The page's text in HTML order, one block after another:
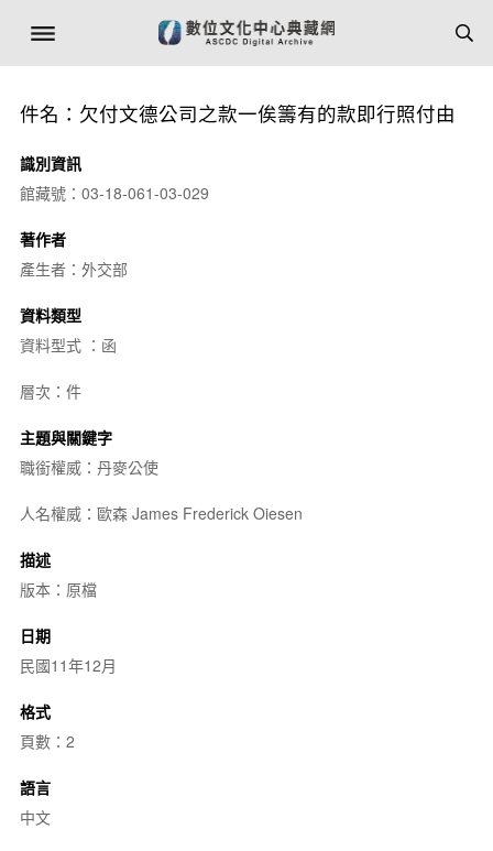
件名：欠付文德公司之款一俟籌有的款即行照付由
識別資訊
館藏號：03-18-061-03-029
著作者
產生者：外交部
資料類型
資料型式 ：函
層次：件
主題與關鍵字
職銜權威：丹麥公使
人名權威：歐森 James Frederick Oiesen
描述
版本：原檔
日期
民國11年12月
格式
頁數：2
語言
中文